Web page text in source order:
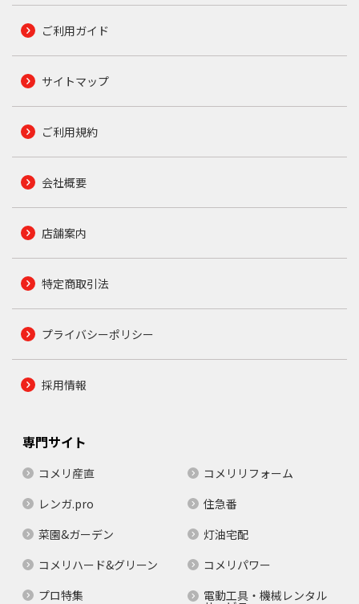
ご利用ガイド
サイトマップ
ご利用規約
会社概要
店舗案内
特定商取引法
プライバシーポリシー
採用情報
専門サイト
コメリ産直
コメリリフォーム
レンガ.pro
住急番
菜園&ガーデン
灯油宅配
コメリハード&グリーン
コメリパワー
プロ特集
電動工具・機械レンタル